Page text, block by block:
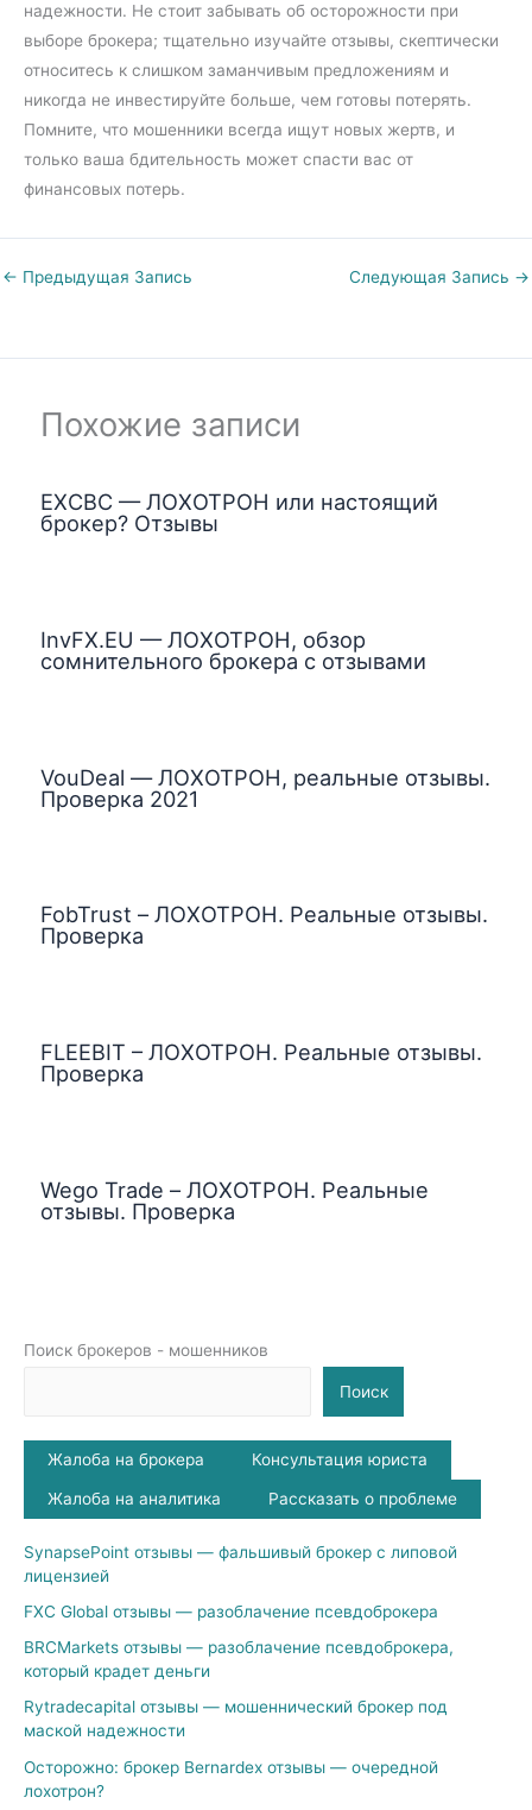
Поиск брокеров - мошенников
Поиск
Жалоба на брокера Консультация юриста
Жалоба на аналитика Рассказать о проблеме
SynapsePoint отзывы — фальшивый брокер с липовой
лицензией
FXC Global отзывы — разоблачение псевдоброкера
BRCMarkets отзывы — разоблачение псевдоброкера,
который крадет деньги
Rytradecapital отзывы — мошеннический брокер под
маской надежности
Осторожно: брокер Bernardex отзывы — очередной
лохотрон?
надежности. Не стоит забывать об осторожности при
выборе брокера; тщательно изучайте отзывы, скептически
относитесь к слишком заманчивым предложениям и
никогда не инвестируйте больше, чем готовы потерять.
Помните, что мошенники всегда ищут новых жертв, и
только ваша бдительность может спасти вас от
финансовых потерь.
← Предыдущая Запись Следующая Запись →
Похожие записи
EXCBC — ЛОХОТРОН или настоящий
брокер? Отзывы
InvFX.EU — ЛОХОТРОН, обзор
сомнительного брокера с отзывами
VouDeal — ЛОХОТРОН, реальные отзывы.
Проверка 2021
FobTrust – ЛОХОТРОН. Реальные отзывы.
Проверка
FLEEBIT – ЛОХОТРОН. Реальные отзывы.
Проверка
Wego Trade – ЛОХОТРОН. Реальные
отзывы. Проверка